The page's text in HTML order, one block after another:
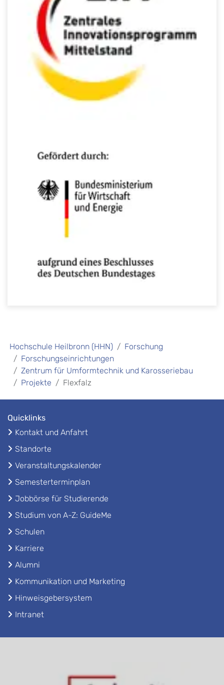
Hochschule Heilbronn (HHN)
Forschung
Forschungseinrichtungen
Zentrum für Umformtechnik und Karosseriebau
Projekte
Flexfalz
Quicklinks
Kontakt und Anfahrt
Standorte
Veranstaltungskalender
Semesterterminplan
Jobbörse für Studierende
Studium von A-Z: GuideMe
Schulen
Karriere
Alumni
Kommunikation und Marketing
Hinweisgebersystem
Intranet